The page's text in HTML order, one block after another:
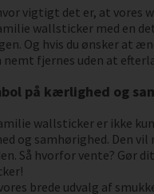
vigtigt det er, at vores
wallsticker med en
Og hvis du ønsker at
nemt fjernes uden at
på kærlighed og
wallsticker er ikke
og samhørighed. Den vil
Så hvorfor vente? Gør
brede udvalg af